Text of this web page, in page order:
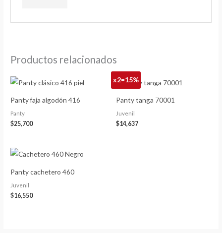
Productos relacionados
Panty faja algodón 416
Panty
$25,700
x2=15%
Panty tanga 70001
Juvenil
$14,637
Panty cachetero 460
Juvenil
$16,550